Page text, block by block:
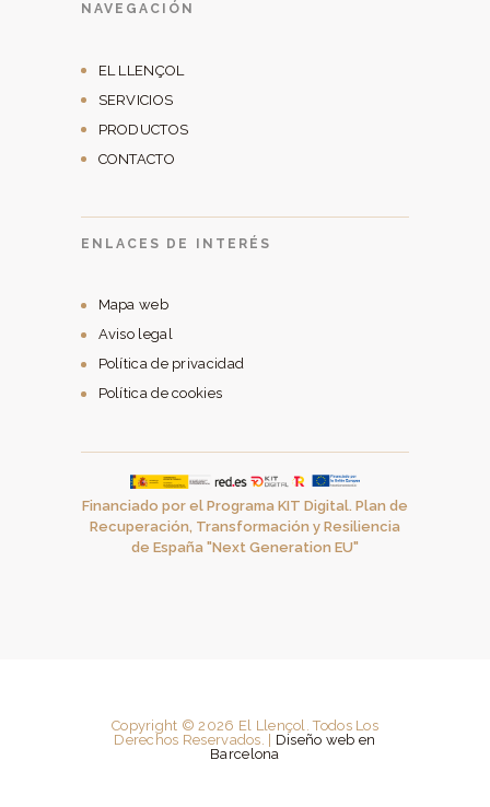
NAVEGACIÓN
EL LLENÇOL
SERVICIOS
PRODUCTOS
CONTACTO
ENLACES DE INTERÉS
Mapa web
Aviso legal
Política de privacidad
Política de cookies
Financiado por el Programa KIT Digital. Plan de
Recuperación, Transformación y Resiliencia
de España "Next Generation EU"
Copyright © 2026 El Llençol. Todos Los
Derechos Reservados. | Diseño web en
Barcelona